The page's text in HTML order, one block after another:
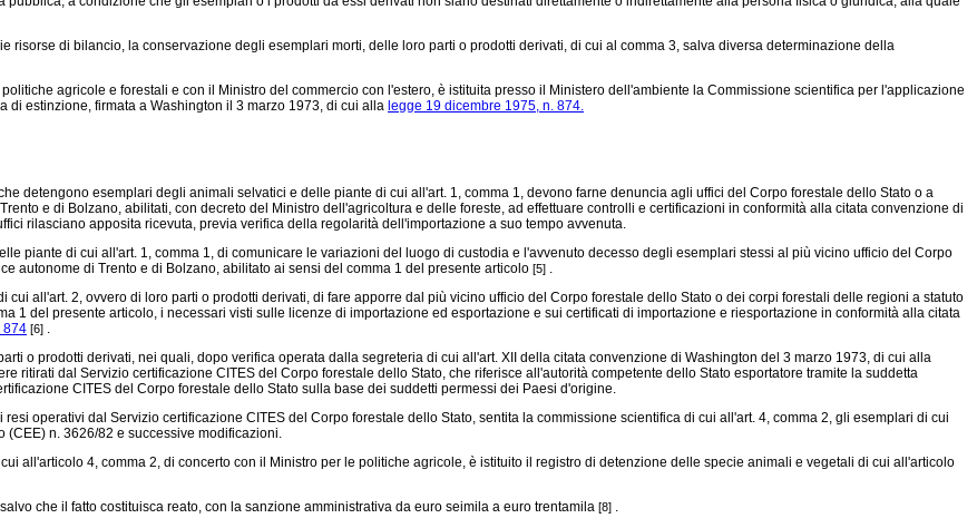
di bilancio, la conservazione degli esemplari morti, delle loro parti o prodotti derivati, di cui al comma 3, salva diversa determinazione della
agricole e forestali e con il Ministro del commercio con l'estero, è istituita presso il Ministero dell'ambiente la Commissione scientifica per l'applicazione
estinzione, firmata a Washington il 3 marzo 1973, di cui alla legge 19 dicembre 1975, n. 874.
detengono esemplari degli animali selvatici e delle piante di cui all'art. 1, comma 1, devono farne denuncia agli uffici del Corpo forestale dello Stato o a
e di Bolzano, abilitati, con decreto del Ministro dell'agricoltura e delle foreste, ad effettuare controlli e certificazioni in conformità alla citata convenzione di
rilasciano apposita ricevuta, previa verifica della regolarità dell'importazione a suo tempo avvenuta.
piante di cui all'art. 1, comma 1, di comunicare le variazioni del luogo di custodia e l'avvenuto decesso degli esemplari stessi al più vicino ufficio del Corpo
autonome di Trento e di Bolzano, abilitato ai sensi del comma 1 del presente articolo [5] .
all'art. 2, ovvero di loro parti o prodotti derivati, di fare apporre dal più vicino ufficio del Corpo forestale dello Stato o dei corpi forestali delle regioni a statuto
1 del presente articolo, i necessari visti sulle licenze di importazione ed esportazione e sui certificati di importazione e riesportazione in conformità alla citata
874 [6] .
o prodotti derivati, nei quali, dopo verifica operata dalla segreteria di cui all'art. XII della citata convenzione di Washington del 3 marzo 1973, di cui alla
ritirati dal Servizio certificazione CITES del Corpo forestale dello Stato, che riferisce all'autorità competente dello Stato esportatore tramite la suddetta
CITES del Corpo forestale dello Stato sulla base dei suddetti permessi dei Paesi d'origine.
operativi dal Servizio certificazione CITES del Corpo forestale dello Stato, sentita la commissione scientifica di cui all'art. 4, comma 2, gli esemplari di cui
(CEE) n. 3626/82 e successive modificazioni.
all'articolo 4, comma 2, di concerto con il Ministro per le politiche agricole, è istituito il registro di detenzione delle specie animali e vegetali di cui all'articolo
che il fatto costituisca reato, con la sanzione amministrativa da euro seimila a euro trentamila [8] .